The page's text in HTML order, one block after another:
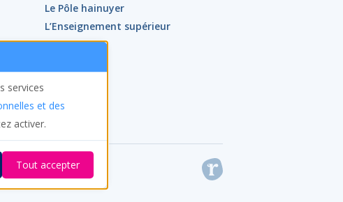
services
et des
activer.
Tout accepter
Le Pôle hainuyer
L’Enseignement supérieur
Actualités
Presse